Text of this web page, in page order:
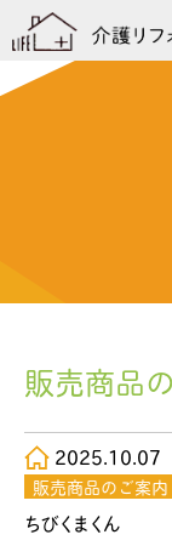
販売商品
2025.10.07
販売商品のご案内
ちびくまくん